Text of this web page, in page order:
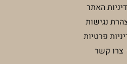
האתר
נגישות
פרטיות
צרו קשר